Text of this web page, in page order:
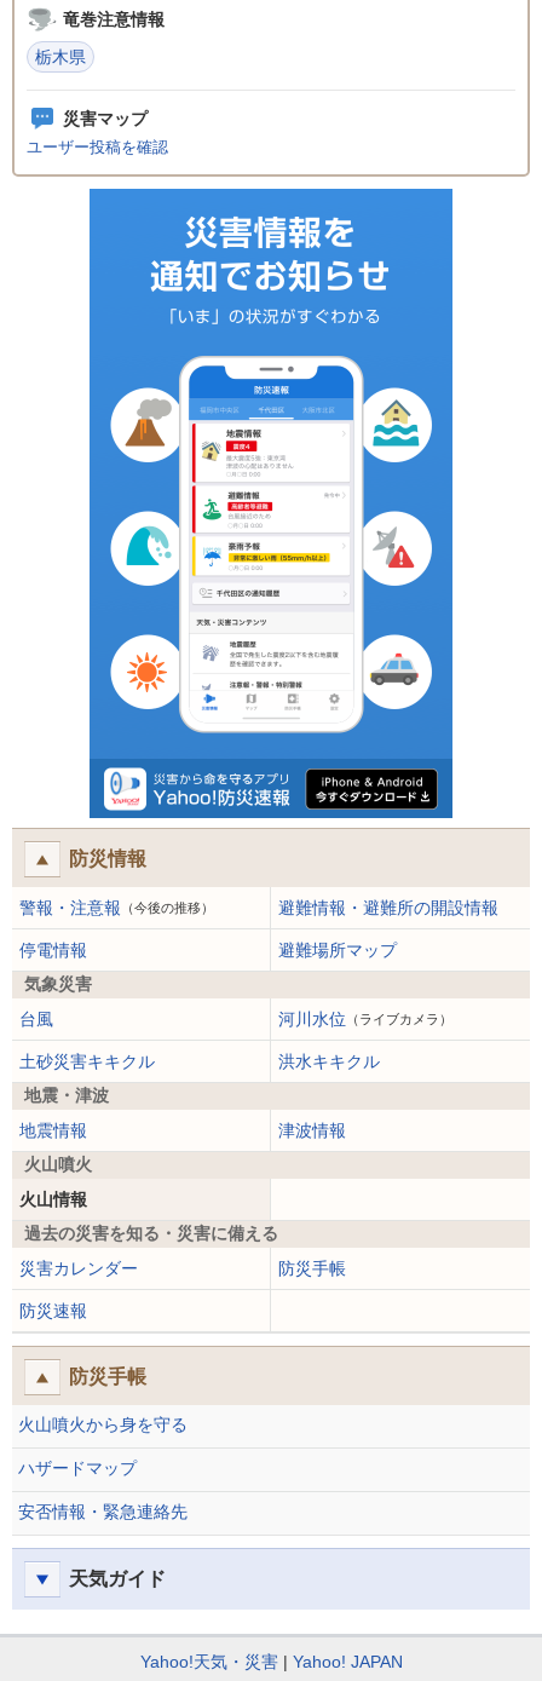
竜巻注意情報
栃木県
災害マップ
ユーザー投稿を確認
防災情報
警報・注意報 （今後の推移） 避難情報・避難所の開設情報
停電情報
避難場所マップ
気象災害
台風
河川水位 （ライブカメラ）
土砂災害キキクル
洪水キキクル
地震・津波
地震情報
津波情報
火山噴火
火山情報
過去の災害を知る・災害に備える
災害カレンダー
防災手帳
防災速報
防災手帳
火山噴火から身を守る
ハザードマップ
安否情報・緊急連絡先
天気ガイド
Yahoo!天気・災害 Yahoo! JAPAN